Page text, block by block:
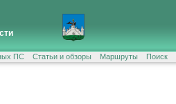
ПС Статьи и обзоры Маршруты Поиск